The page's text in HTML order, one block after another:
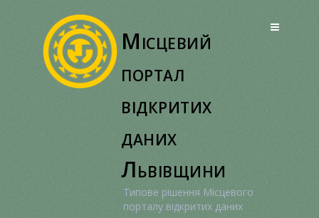
Місцевий
портал
відкритих
даних
Львівщини
Типове рішення Місцевого
порталу відкритих даних